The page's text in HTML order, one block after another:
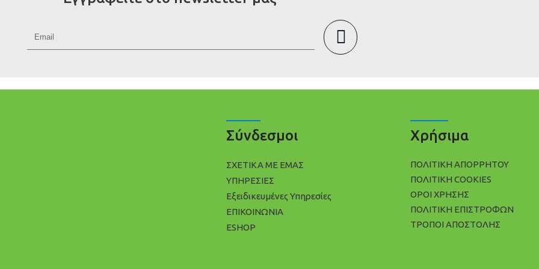
Σύνδεσμοι
ΣΧΕΤΙΚΑ ΜΕ ΕΜΑΣ
ΥΠΗΡΕΣΙΕΣ
Εξειδικευμένες Υπηρεσίες
ΕΠΙΚΟΙΝΩΝΙΑ
ESHOP
Χρήσιμα
ΠΟΛΙΤΙΚΉ ΑΠΟΡΡΉΤΟΥ
ΠΟΛΊΤΙΚΗ COOKIES
ΌΡΟΙ ΧΡΉΣΗΣ
ΠΟΛΙΤΙΚΉ ΕΠΙΣΤΡΟΦΏΝ
ΤΡΌΠΟΙ ΑΠΟΣΤΟΛΉΣ